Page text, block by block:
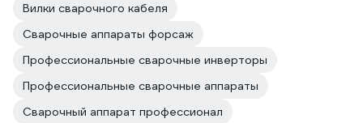
Вилки сварочного кабеля
Сварочные аппараты форсаж
Профессиональные сварочные инверторы
Профессиональные сварочные аппараты
Сварочный аппарат профессионал